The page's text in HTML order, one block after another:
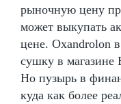
рыночную цену
может выкупать
цене. Oxandrolon
сушку в магазине
Но пузырь в
куда как более